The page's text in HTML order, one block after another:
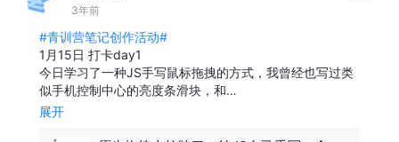
3年前
#青训营笔记创作活动#
1月15日 打卡day1
今日学习了一种JS手写鼠标拖拽的方式，我曾经也写过类
似手机控制中心的亮度条滑块，和…
展开